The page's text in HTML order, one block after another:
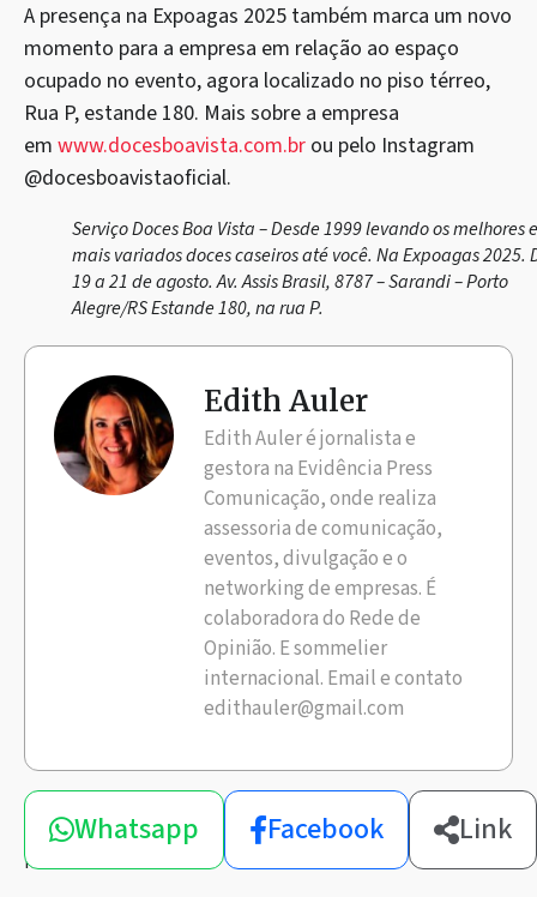
A presença na Expoagas 2025 também marca um novo
momento para a empresa em relação ao espaço
ocupado no evento, agora localizado no piso térreo,
Rua P, estande 180. Mais sobre a empresa
em www.docesboavista.com.br ou pelo Instagram
@docesboavistaoficial.
Serviço Doces Boa Vista – Desde 1999 levando os melhores e
mais variados doces caseiros até você. Na Expoagas 2025.
19 a 21 de agosto. Av. Assis Brasil, 8787 – Sarandi – Porto
Alegre/RS Estande 180, na rua P.
Edith Auler
Edith Auler é jornalista e
gestora na Evidência Press
Comunicação, onde realiza
assessoria de comunicação,
eventos, divulgação e o
networking de empresas. É
colaboradora do Rede de
Opinião. E sommelier
internacional. Email e contato
edithauler@gmail.com
Compartilhe
esta
notícia
Whatsapp Facebook Link